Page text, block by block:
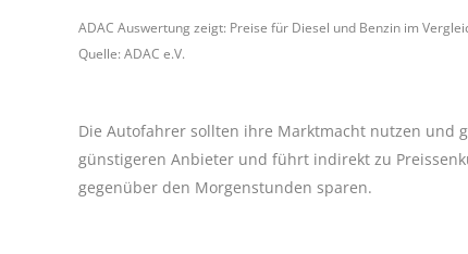
ADAC Auswertung zeigt: Preise für Diesel und Benzin im
Quelle: ADAC e.V.
Die Autofahrer sollten ihre Marktmacht nutzen und
günstigeren Anbieter und führt indirekt zu
gegenüber den Morgenstunden sparen.